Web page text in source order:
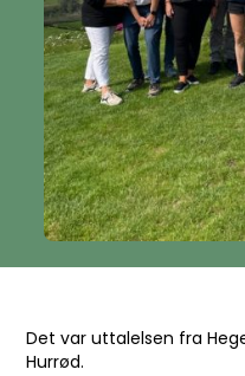
Det var uttalelsen fra
Hurrød.